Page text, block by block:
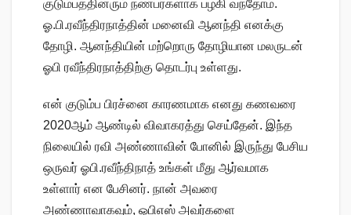
குடும்பத்தினரும் நண்பர்களாக பழகி வந்தோம்.
ஓ.பி.ரவீந்திரநாத்தின் மனைவி ஆனந்தி எனக்கு
தோழி. ஆனந்தியின் மற்றொரு தோழியான மலருடன்
ஓபி ரவீந்திரநாத்திற்கு தொடர்பு உள்ளது.
என் குடும்ப பிரச்னை காரணமாக எனது கணவரை
2020ஆம் ஆண்டில் விவாகரத்து செய்தேன். இந்த
நிலையில் ரவி அண்ணாவின் போனில் இருந்து பேசிய
ஒருவர் ஓபி.ரவீந்திநாத் உங்கள் மீது ஆர்வமாக
உள்ளார் என பேசினர். நான் அவரை
அண்ணாவாகவும், ஓபிஎஸ் அவர்களை